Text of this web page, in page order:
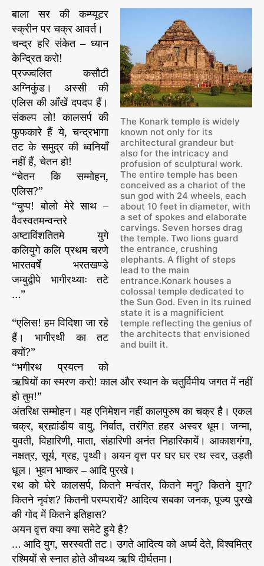
र
The Konark temple is widely
known not only for its
architectural grandeur but
also for the intricacy and
profusion of sculptural work.
The entire temple has been
conceived as a chariot of the
sun god with 24 wheels, each
about 10 feet in diameter, with
a set of spokes and elaborate
carvings. Seven horses drag
the temple. Two lions guard
the entrance, crushing
elephants. A flight of steps
lead to the main
entrance.Konark houses a
colossal temple dedicated to
the Sun God. Even in its ruined
state it is a magnificient
temple reflecting the genius of
the architects that envisioned
and built it.
बाला सर की कम्प्यूटर
स्क्रीन पर चक्र आवर्त।
चन्द्र हरि संकेत – ध्यान
केन्द्रित करो!
प्रज्ज्वलित कसौटी
अग्निकुंड। अस्सी की
एलिस की आँखें दपदप हैं।
संकल्प लो! कालसर्प की
फुफकारे हैं ये, चन्द्रभागा
तट के समुद्र की ध्वनियाँ
नहीं हैं, चेतन हो!
“चेतन कि सम्मोहन,
एलिस?”
“चुप्प! बोलो मेरे साथ –
वैवस्वतमन्वन्तरे
अष्टाविंशतितमे युगे
कलियुगे कलि प्रथम चरणे
भारतवर्षे भरतखण्डे
जम्बुद्वीपे भागीरथ्याः तटे
…”
“एलिस! हम विदिशा जा रहे
हैं। भागीरथी का तट
क्यों?”
“भगीरथ प्रयत्न को
ऋषियों का स्मरण करो! काल और स्थान के चतुर्विमीय जगत में नहीं
हो तुम!”
अंतरिक्ष सम्मोहन। यह एनिमेशन नहीं कालपुरुष का चक्र है। एकल
चक्र, ब्रह्मांडीय वायु, निर्वात, तरंगित हहर अस्वर धूम। जन्मा,
युवती, विहारिणी, माता, संहारिणी अनंत निहारिकायें। आकाशगंगा,
नक्षत्र, सूर्य, ग्रह, पृथ्वी। अयन वृत्त पर घर घर रथ स्वर, उड़ती
धूल। भुवन भाष्कर – आदि पुरखे।
रथ को घेरे कालसर्प, कितने मन्वंतर, कितने मनु? कितने युग?
कितने नृवंश? कितनी परम्परायें? आदित्य सबका जनक, पूज्य पुरखे
की गोद में कितने इतिहास?
अयन वृत्त क्या क्या समेटे हुये है?
… आदि युग, सरस्वती तट। उगते आदित्य को अर्घ्य देते, विश्वमित्र
रश्मियों से स्नात होते औचथ्य ऋषि दीर्घतमा।